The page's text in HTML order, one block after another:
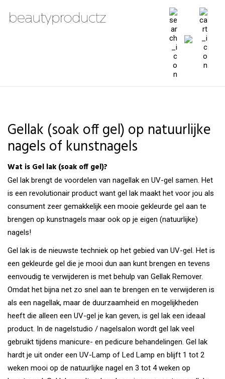
Gellak (soak off gel) op natuurlijke
nagels of kunstnagels
Wat is Gel lak (soak off gel)?
Gel lak brengt de voordelen van nagellak en UV-gel samen. Het
is een revolutionair product want gel lak maakt het voor jou als
consument zeer gemakkelijk een mooie gekleurde gel aan te
brengen op kunstnagels maar ook op je eigen (natuurlijke)
nagels!
Gel lak is de nieuwste techniek op het gebied van UV-gel. Het is
een gekleurde gel die je mooi dun aan kunt brengen en tevens
eenvoudig te verwijderen is met behulp van Gellak Remover.
Omdat het bijna net zo snel aan te brengen en te verwijderen is
als een nagellak, maar de duurzaamheid en mogelijkheden
heeft die alleen een UV-gel je kan geven, is gel lak een ideaal
product. In de nagelstudio / nagelsalon wordt gel lak veel
gebruikt tijdens manicure- en pedicure behandelingen. Gel lak
hardt je uit onder een UV-Lamp of Led Lamp en blijft 1 tot 2
weken mooi op de natuurlijke nagel en 3 tot 4 weken op